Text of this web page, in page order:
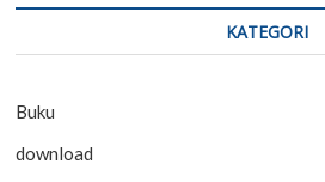
KATEGORI
Buku
download